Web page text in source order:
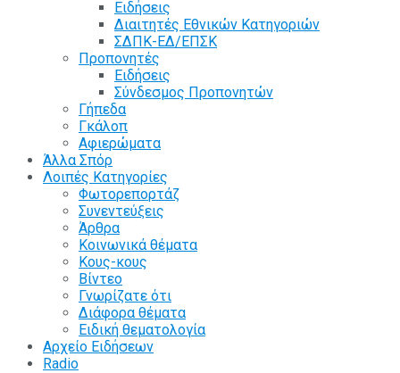
Ειδήσεις
Διαιτητές Εθνικών Κατηγοριών
ΣΔΠΚ-ΕΔ/ΕΠΣΚ
Προπονητές
Ειδήσεις
Σύνδεσμος Προπονητών
Γήπεδα
Γκάλοπ
Αφιερώματα
Άλλα Σπόρ
Λοιπές Κατηγορίες
Φωτορεπορτάζ
Συνεντεύξεις
Άρθρα
Κοινωνικά θέματα
Κους-κους
Βίντεο
Γνωρίζατε ότι
Διάφορα θέματα
Ειδική θεματολογία
Αρχείο Ειδήσεων
Radio